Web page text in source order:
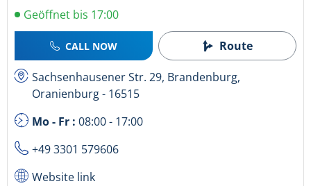
Geöffnet bis 17:00
CALL NOW Route
Sachsenhausener Str. 29, Brandenburg,
Oranienburg - 16515
Mo - Fr : 08:00 - 17:00
+49 3301 579606
Website link